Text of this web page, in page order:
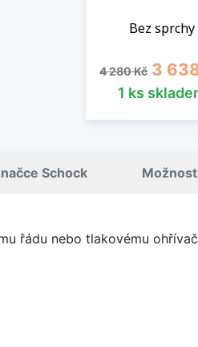
Bez sprchy
Běžná cena
4 280 Kč Cena
3
1 ks
Schock
řádu nebo tlakovému